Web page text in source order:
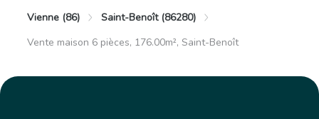
Vienne (86)
Saint-Benoît (86280)
Vente maison 6 pièces, 176.00m², Saint-Benoît